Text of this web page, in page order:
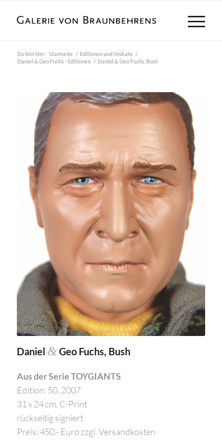
Du bist hier: Startseite / Editionen und Unikate /
Daniel & Geo Fuchs - Editionen / Daniel & Geo Fuchs, Bush
Daniel &Geo Fuchs, Bush
Aus der Serie TOYGIANTS
Edition: 50, 2007
31 x 24 cm, C-Print
rückseitig signiert
Preis: 450.- Euro zzgl. Versandkosten